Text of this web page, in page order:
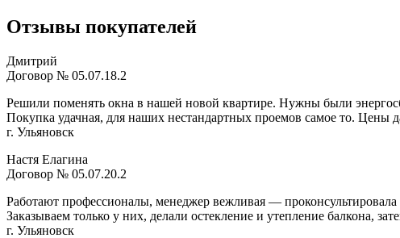
Отзывы покупателей
Дмитрий
Договор № 05.07.18.2
Решили поменять окна в нашей новой квартире. Нужны были
Покупка удачная, для наших нестандартных проемов самое то.
г. Ульяновск
Настя Елагина
Договор № 05.07.20.2
Работают профессионалы, менеджер вежливая —
Заказываем только у них, делали остекление и утепление балкона,
г. Ульяновск